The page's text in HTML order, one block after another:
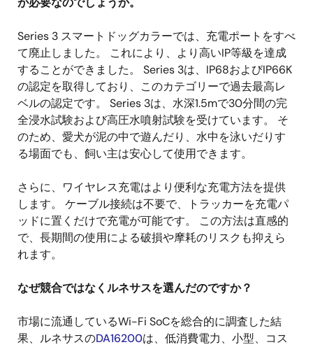
Series 3 スマートドッグカラーでは、充電ポートをすべ
て廃止しました。 これにより、より高いIP等級を達成
することができました。 Series 3は、IP68およびIP66K
の認定を取得しており、このカテゴリーで過去最高レ
ベルの認定です。 Series 3は、水深1.5mで30分間の完
全浸水試験および高圧水噴射試験を受けています。 そ
のため、愛犬が泥の中で遊んだり、水中を泳いだりす
る場面でも、飼い主は安心して使用できます。
さらに、ワイヤレス充電はより便利な充電方法を提供
します。 ケーブル接続は不要で、トラッカーを充電パ
ッドに置くだけで充電が可能です。 この方法は直感的
で、長期間の使用による破損や摩耗のリスクも抑えら
れます。
なぜ競合ではなくルネサスを選んだのですか？
市場に流通しているWi-Fi SoCを総合的に調査した結
果、ルネサスのDA16200は、低消費電力、小型、コス